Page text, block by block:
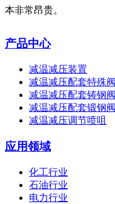
本非常昂贵。
产品中心
减温减压装置
减温减压配套特殊
减温减压配套铸钢
减温减压配套锻钢
减温减压调节喷咀
应用领域
化工行业
石油行业
电力行业